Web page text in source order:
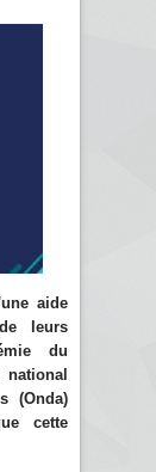
aide
leurs
du
(Onda)
cette